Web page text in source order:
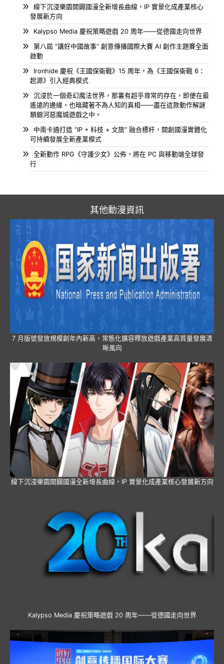
線下沉浸樂園開闢國漫全新增長曲線，IP 實景化成產業核心
發展新方向
Kalypso Media 慶祝策略遊戲 20 周年——從德國走向世界
第八屆 “講好中國故事” 創意傳播國際大賽 AI 創作主題賽全面
啟動
Ironhide 慶祝《王國保衛戰》15 周年，為《王國保衛戰 6：
起源》引入經典模式
沉浸於一個奇幻魔法世界，那裏有超乎尋常的存在，即便在最
遙遠的邊緣，也暗藏著不為人知的真相——盡在這款動作解謎
類銀河惡魔城遊戲之中。
中南卡通打造 “IP + 科技 + 文旅” 融合標杆，開創國漫實體化
可持續發展全新產業模式
全新動作 RPG《守護少女》公佈，將在 PC 與移動端全球發
行
其他動漫資訊
7 月版號發放規模創年內新高，常態化擴容釋放遊戲產業高質量發展清
晰風向
線下沉浸樂園開闢國漫全新增長曲線，IP 實景化成產業核心發展新方向
Kalypso Media 慶祝策略遊戲 20 周年——從德國走向世界